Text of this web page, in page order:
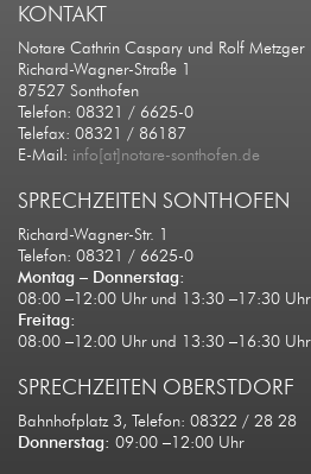
KONTAKT
Notare Cathrin Caspary und Rolf Metzger
Richard-Wagner-Straße 1
87527 Sonthofen
Telefon: 08321 / 6625-0
Telefax: 08321 / 86187
E-Mail: info[at]notare-sonthofen.de
SPRECHZEITEN SONTHOFEN
Richard-Wagner-Str. 1
Telefon: 08321 / 6625-0
Montag – Donnerstag:
08:00 –12:00 Uhr und 13:30 –17:30 Uhr
Freitag:
08:00 –12:00 Uhr und 13:30 –16:30 Uhr
SPRECHZEITEN OBERSTDORF
Bahnhofplatz 3, Telefon: 08322 / 28 28
Donnerstag: 09:00 –12:00 Uhr